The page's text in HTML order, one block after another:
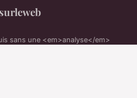
sans une <em>analyse</em>